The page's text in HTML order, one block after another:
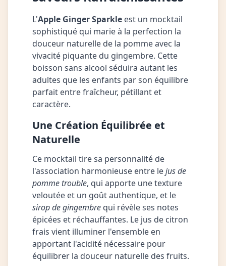
L'Apple Ginger Sparkle est un mocktail
sophistiqué qui marie à la perfection la
douceur naturelle de la pomme avec la
vivacité piquante du gingembre. Cette
boisson sans alcool séduira autant les
adultes que les enfants par son équilibre
parfait entre fraîcheur, pétillant et
caractère.
Une Création Équilibrée et
Naturelle
Ce mocktail tire sa personnalité de
l'association harmonieuse entre lejus de
pomme trouble, qui apporte une texture
veloutée et un goût authentique, et le
sirop de gingembre qui révèle ses notes
épicées et réchauffantes. Le jus de citron
frais vient illuminer l'ensemble en
apportant l'acidité nécessaire pour
équilibrer la douceur naturelle des fruits.